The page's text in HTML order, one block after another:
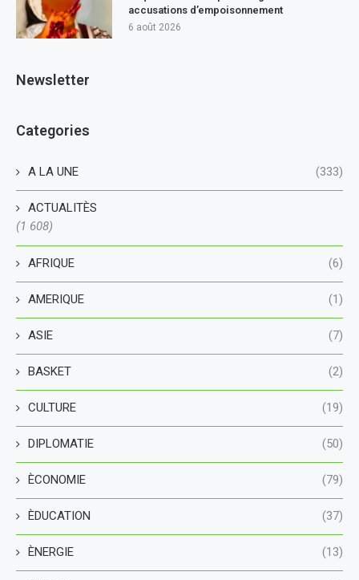
accusations d’empoisonnement
6 août 2026
Newsletter
Categories
A LA UNE (333)
ACTUALITÈS
(1 608)
AFRIQUE (6)
AMERIQUE (1)
ASIE (7)
BASKET (2)
CULTURE (19)
DIPLOMATIE (50)
ÈCONOMIE (79)
ÈDUCATION (37)
ÈNERGIE (13)